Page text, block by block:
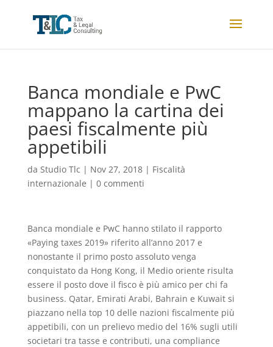
Banca mondiale e PwC
mappano la cartina dei
paesi fiscalmente più
appetibili
da Studio Tlc | Nov 27, 2018| Fiscalità
internazionale | 0 commenti
Banca mondiale e PwC hanno stilato il rapporto
«Paying taxes 2019» riferito all’anno 2017 e
nonostante il primo posto assoluto venga
conquistato da Hong Kong, il Medio oriente risulta
essere il posto dove il fisco è più amico per chi fa
business. Qatar, Emirati Arabi, Bahrain e Kuwait si
piazzano nella top 10 delle nazioni fiscalmente più
appetibili, con un prelievo medio del 16% sugli utili
societari tra tasse e contributi, una compliance